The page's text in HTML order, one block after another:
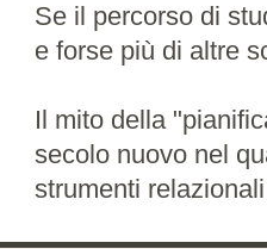
Se il percorso di
e forse più di altre
Il mito della
secolo nuovo nel
strumenti